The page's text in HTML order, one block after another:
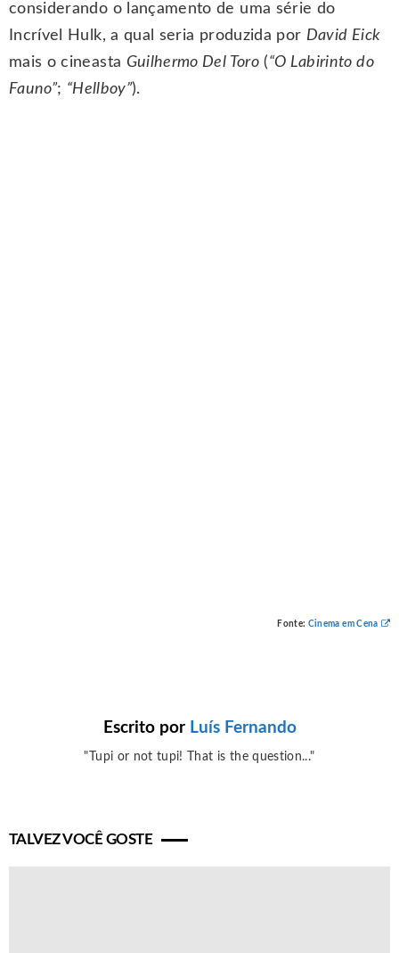
considerando o lançamento de uma série do
Incrível Hulk, a qual seria produzida por David Eick
mais o cineasta Guilhermo Del Toro(“O Labirinto do
Fauno”; “Hellboy”).
Fonte: Cinema em Cena
Escrito por Luís Fernando
"Tupi or not tupi! That is the question..."
TALVEZ VOCÊ GOSTE